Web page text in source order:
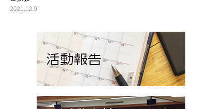
2021.12.9